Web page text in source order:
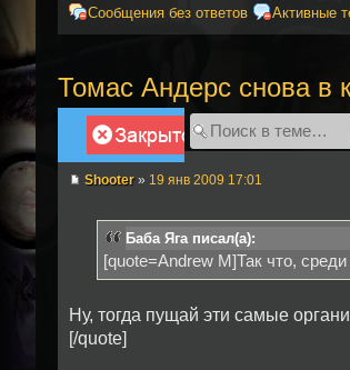
Сообщения без ответов Активные
Томас Андерс снова в
Закрыто
Shooter » 19 янв 2009 17:01
Баба Яга писал(а):
[quote=Andrew M]Так что,
Ну, тогда пущай эти самые
[/quote]